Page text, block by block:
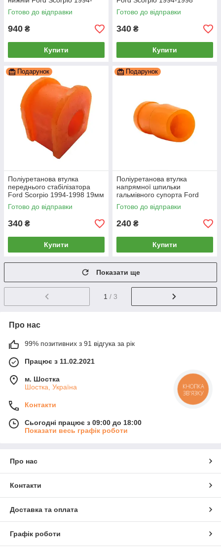
1998, PP-2048
Готово до відправки
940 ₴
Купити
19мм, PP-0070P
Готово до відправки
340 ₴
Купити
Подарунок
Поліуретанова втулка
переднього стабілізатора
Ford Scorpio 1994-1998 19мм
ПІД вироблення, PP-0070P
Готово до відправки
340 ₴
Купити
Подарунок
Поліуретанова втулка
напрямної шпильки
гальмівного супорта Ford
Scorpio 1994-1998, PP-0866
Готово до відправки
240 ₴
Купити
Показати ще
1 / 3
Про нас
99% позитивних з 91 відгука за рік
Працює з 11.02.2021
м. Шостка
Шостка, Україна
Контакти
Сьогодні працює з 09:00 до 18:00
Показати весь графік роботи
Про нас
Контакти
Доставка та оплата
Графік роботи
КНОПКА
ЗВ'ЯЗКУ